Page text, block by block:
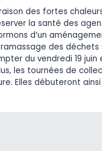
des fortes
la santé des
d’un
des déchets
du vendredi 19 juin
les tournées de
Elles débuteront